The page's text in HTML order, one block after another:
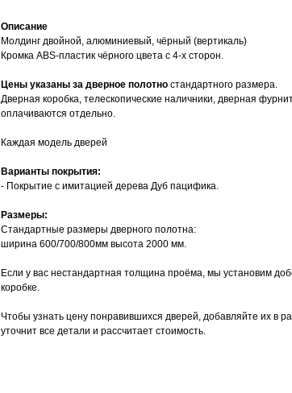
Описание
Молдинг двойной, алюминиевый, чёрный (вертикаль)
Кромка АBS-пластик чёрного цвета с 4-х сторон.
Цены указаны за дверное полотно стандартного размера.
Дверная коробка, телескопические наличники, дверная
оплачиваются отдельно.
Каждая модель дверей
Варианты покрытия:
- Покрытие с имитацией дерева Дуб пацифика.
Размеры:
Стандартные размеры дверного полотна:
ширина 600/700/800мм высота 2000 мм.
Если у вас нестандартная толщина проёма, мы установим
коробке.
Чтобы узнать цену понравившихся дверей, добавляйте их в
уточнит все детали и рассчитает стоимость.